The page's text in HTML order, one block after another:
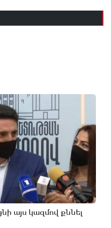
այս կազմով քննել